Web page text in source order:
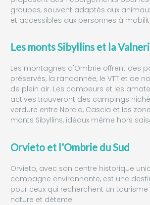
groupes, souvent adaptés aux
et accessibles aux personnes à
Les monts Sibyllins et la
Les montagnes d'Ombrie offrent des
préservés, la randonnée, le VTT et de
de plein air. Les campeurs et les
actives trouveront des campings
verdure entre Norcia, Cascia et les
monts Sibyllins, idéaux même hors
Orvieto et l'Ombrie du Sud
Orvieto, avec son centre historique
campagne environnante, est une
pour ceux qui recherchent un
nature et détente.